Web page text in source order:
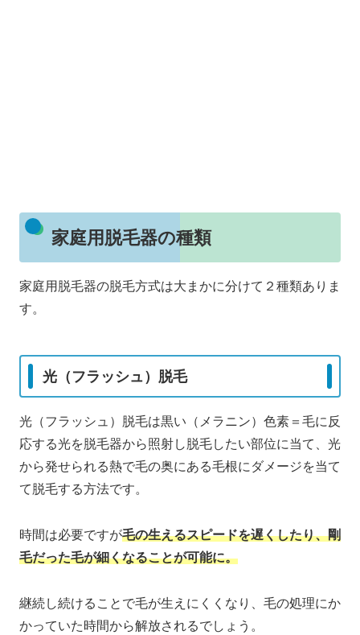
家庭用脱毛器の種類
家庭用脱毛器の脱毛方式は大まかに分けて２種類ありま
す。
光（フラッシュ）脱毛
光（フラッシュ）脱毛は黒い（メラニン）色素＝毛に反
応する光を脱毛器から照射し脱毛したい部位に当て、光
から発せられる熱で毛の奥にある毛根にダメージを当て
て脱毛する方法です。
時間は必要ですが毛の生えるスピードを遅くしたり、剛
毛だった毛が細くなることが可能に。
継続し続けることで毛が生えにくくなり、毛の処理にか
かっていた時間から解放されるでしょう。